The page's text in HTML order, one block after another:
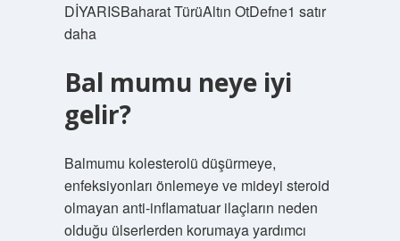
DİYARISBaharat TürüAltın OtDefne1 satır
daha
Bal mumu neye iyi
gelir?
Balmumu kolesterolü düşürmeye,
enfeksiyonları önlemeye ve mideyi steroid
olmayan anti-inflamatuar ilaçların neden
olduğu ülserlerden korumaya yardımcı